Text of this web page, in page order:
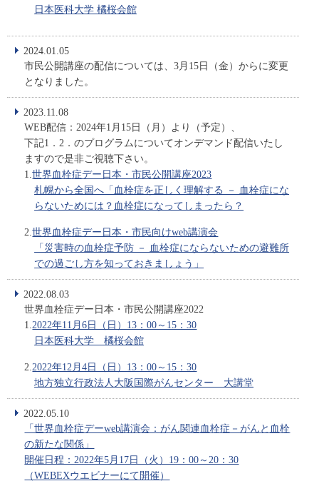
日本医科大学 橘桜会館
2024.01.05
市民公開講座の配信については、3月15日（金）からに変更
となりました。
2023.11.08
WEB配信：2024年1月15日（月）より（予定）、
下記1．2．のプログラムについてオンデマンド配信いたし
ますので是非ご視聴下さい。
1.世界血栓症デー日本・市民公開講座2023
札幌から全国へ「血栓症を正しく理解する － 血栓症にな
らないためには？血栓症になってしまったら？
2.世界血栓症デー日本・市民向けweb講演会
「災害時の血栓症予防 － 血栓症にならないための避難所
での過ごし方を知っておきましょう」
2022.08.03
世界血栓症デー日本・市民公開講座2022
1.2022年11月6日（日）13：00～15：30
日本医科大学 橘桜会館
2.2022年12月4日（日）13：00～15：30
地方独立行政法人大阪国際がんセンター 大講堂
2022.05.10
「世界血栓症デーweb講演会：がん関連血栓症－がんと血栓
の新たな関係」
開催日程：2022年5月17日（火）19：00～20：30
（WEBEXウエビナーにて開催）